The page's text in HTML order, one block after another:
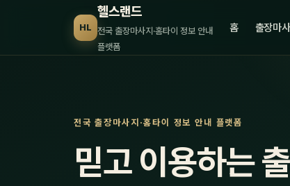
HL
헬스랜드
전국 출장마사지·홈타이 정보 안내
플랫폼
홈 출장마
전국 출장마사지·홈타이 정보 안내 플랫폼
믿고 이용하는